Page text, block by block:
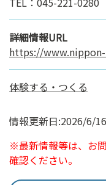
詳細情報URL
https://
体験する・つくる
情報更新日:2026/6/16
※最新情報等は、お
確認ください。